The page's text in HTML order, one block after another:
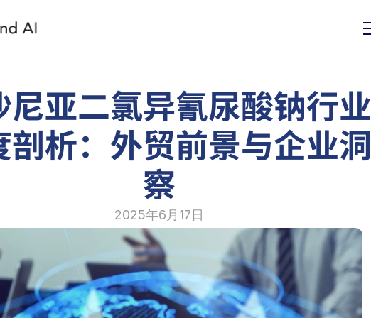
尼亚二氯异氰尿酸钠行业
剖析：外贸前景与企业洞
察
2025年6月17日